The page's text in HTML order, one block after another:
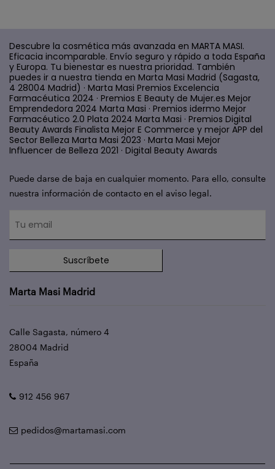
Descubre la cosmética más avanzada en MARTA MASI.
Eficacia incomparable. Envío seguro y rápido a toda España
y Europa. Tu bienestar es nuestra prioridad. También
puedes ir a nuestra tienda en Marta Masi Madrid (Sagasta,
4 28004 Madrid) · Marta Masi Premios Excelencia
Farmacéutica 2024 · Premios E Beauty de Mujer.es Mejor
Emprendedora 2024 Marta Masi · Premios idermo Mejor
Farmacéutico 2.0 Plata 2024 Marta Masi · Premios Digital
Beauty Awards Finalista Mejor E Commerce y mejor APP del
Sector Belleza Marta Masi 2023 · Marta Masi Mejor
Influencer de Belleza 2021 · Digital Beauty Awards
Puede darse de baja en cualquier momento. Para ello, consulte
nuestra información de contacto en el aviso legal.
Suscríbete
Marta Masi Madrid
Calle Sagasta, número 4
28004 Madrid
España
912 456 967
pedidos@martamasi.com